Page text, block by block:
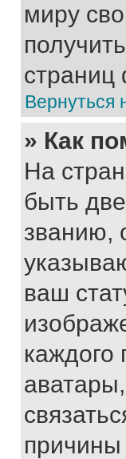
миру
Вернуться
» Как
На
быть
званию,
ваш
каждого
причины